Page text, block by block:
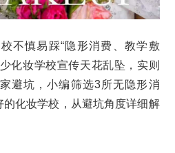
不慎易踩“隐形消费、教学敷
化妆学校宣传天花乱坠，实则
避坑，小编筛选3所无隐形消
化妆学校，从避坑角度详细解